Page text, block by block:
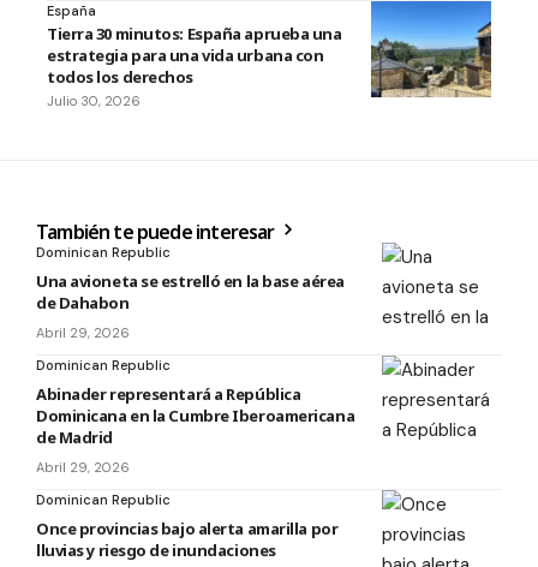
España
Tierra 30 minutos: España aprueba una
estrategia para una vida urbana con
todos los derechos
Julio 30, 2026
También te puede interesar
Dominican Republic
Una avioneta se estrelló en la base aérea
de Dahabon
Abril 29, 2026
Dominican Republic
Abinader representará a República
Dominicana en la Cumbre Iberoamericana
de Madrid
Abril 29, 2026
Dominican Republic
Once provincias bajo alerta amarilla por
lluvias y riesgo de inundaciones